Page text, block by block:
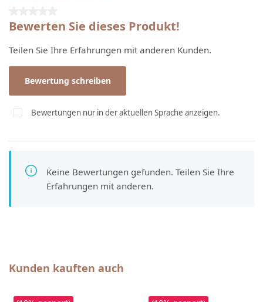
Bewerten Sie dieses Produkt!
Teilen Sie Ihre Erfahrungen mit anderen Kunden.
Bewertung schreiben
Bewertungen nur in der aktuellen Sprache anzeigen.
Keine Bewertungen gefunden. Teilen Sie Ihre
Erfahrungen mit anderen.
Produktgalerie überspringen
Kunden kauften auch